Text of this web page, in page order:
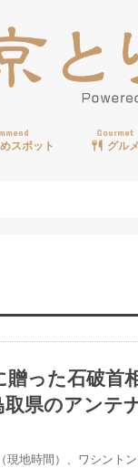
スポット
Gourmet
グルメ
贈った石破首
県のアンテ
現地時間）、ワシント